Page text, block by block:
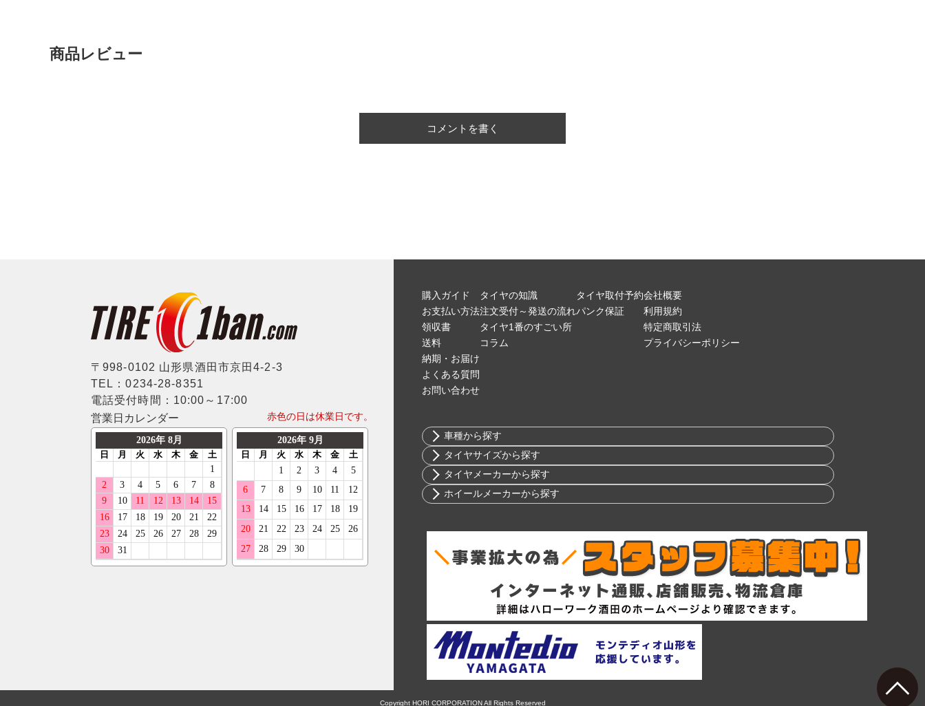
商品レビュー
コメントを書く
〒998-0102 山形県酒田市京田4-2-3
TEL：0234-28-8351
電話受付時間：10:00～17:00
営業日カレンダー
赤色の日は休業日です。
購入ガイド
お支払い方法
領収書
送料
納期・お届け
よくある質問
お問い合わせ
タイヤの知識
注文受付～発送の流れ
タイヤ1番のすごい所
コラム
タイヤ取付予約
パンク保証
会社概要
利用規約
特定商取引法
プライバシーポリシー
車種から探す
トヨタ
ニッサン
ホンダ
マツダ
ミツビシ
スズキ
アルファロメオ
アウディ
BMW
フィアット
タイヤサイズから探す
10インチ
12インチ
14インチ
15インチ
16インチ
19インチ
20インチ
21インチ
23インチ
タイヤメーカーから探す
ブリヂストン
ヨコハマ
ダンロップ
ピレリ
コンチネンタル
グッドイヤー
トーヨー
ファルケン
ハンコック
クムホ
ホイールメーカーから探す
AKUT
Advanti Racing
APIO
ABE SHOKAI
American Racing
IMPUL
Balken
weds
Copyright HORI CORPORATION All Rights Reserved